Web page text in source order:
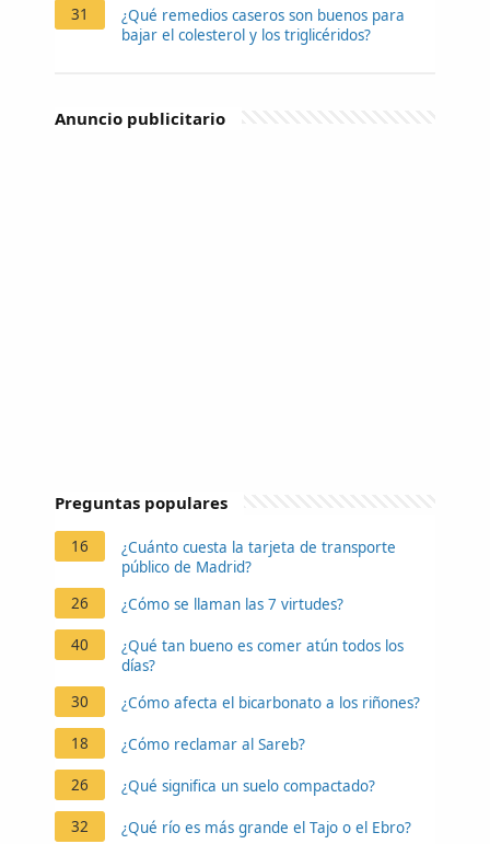
31
¿Qué remedios caseros son buenos para
bajar el colesterol y los triglicéridos?
Anuncio publicitario
Preguntas populares
16
¿Cuánto cuesta la tarjeta de transporte
público de Madrid?
26
¿Cómo se llaman las 7 virtudes?
40
¿Qué tan bueno es comer atún todos los
días?
30
¿Cómo afecta el bicarbonato a los riñones?
18 ¿Cómo reclamar al Sareb?
26 ¿Qué significa un suelo compactado?
32 ¿Qué río es más grande el Tajo o el Ebro?